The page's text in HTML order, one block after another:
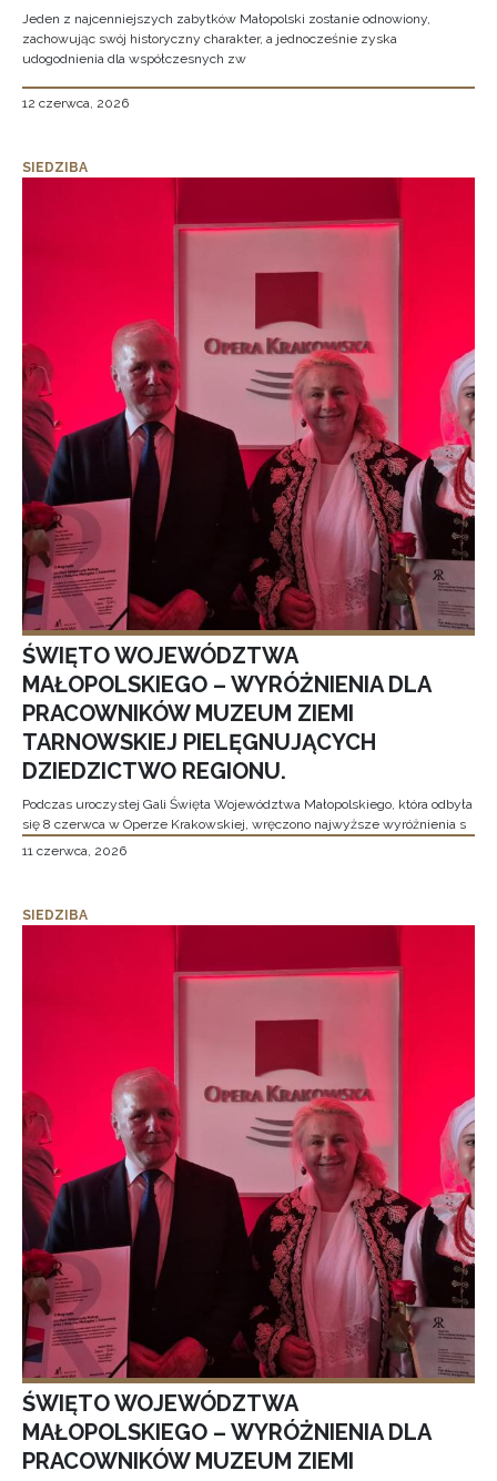
Jeden z najcenniejszych zabytków Małopolski zostanie odnowiony,
zachowując swój historyczny charakter, a jednocześnie zyska
udogodnienia dla współczesnych zw
12 czerwca, 2026
SIEDZIBA
ŚWIĘTO WOJEWÓDZTWA
MAŁOPOLSKIEGO – WYRÓŻNIENIA DLA
PRACOWNIKÓW MUZEUM ZIEMI
TARNOWSKIEJ PIELĘGNUJĄCYCH
DZIEDZICTWO REGIONU.
Podczas uroczystej Gali Święta Województwa Małopolskiego, która odbyła
się 8 czerwca w Operze Krakowskiej, wręczono najwyższe wyróżnienia s
11 czerwca, 2026
SIEDZIBA
ŚWIĘTO WOJEWÓDZTWA
MAŁOPOLSKIEGO – WYRÓŻNIENIA DLA
PRACOWNIKÓW MUZEUM ZIEMI